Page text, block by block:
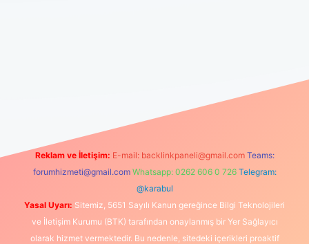
Reklam ve İletişim: E-mail: backlinkpaneli@gmail.com Teams:
forumhizmeti@gmail.com Whatsapp: 0262 606 0 726 Telegram:
@karabul
Yasal Uyarı: Sitemiz, 5651 Sayılı Kanun gereğince Bilgi Teknolojileri
ve İletişim Kurumu (BTK) tarafından onaylanmış bir Yer Sağlayıcı
olarak hizmet vermektedir. Bu nedenle, sitedeki içerikleri proaktif